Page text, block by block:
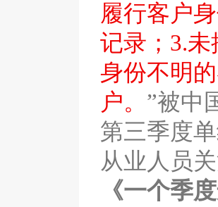
履行客户
记录； 3.未
身份不明
户。 ”被中
第三季度
从业人员
《一个季